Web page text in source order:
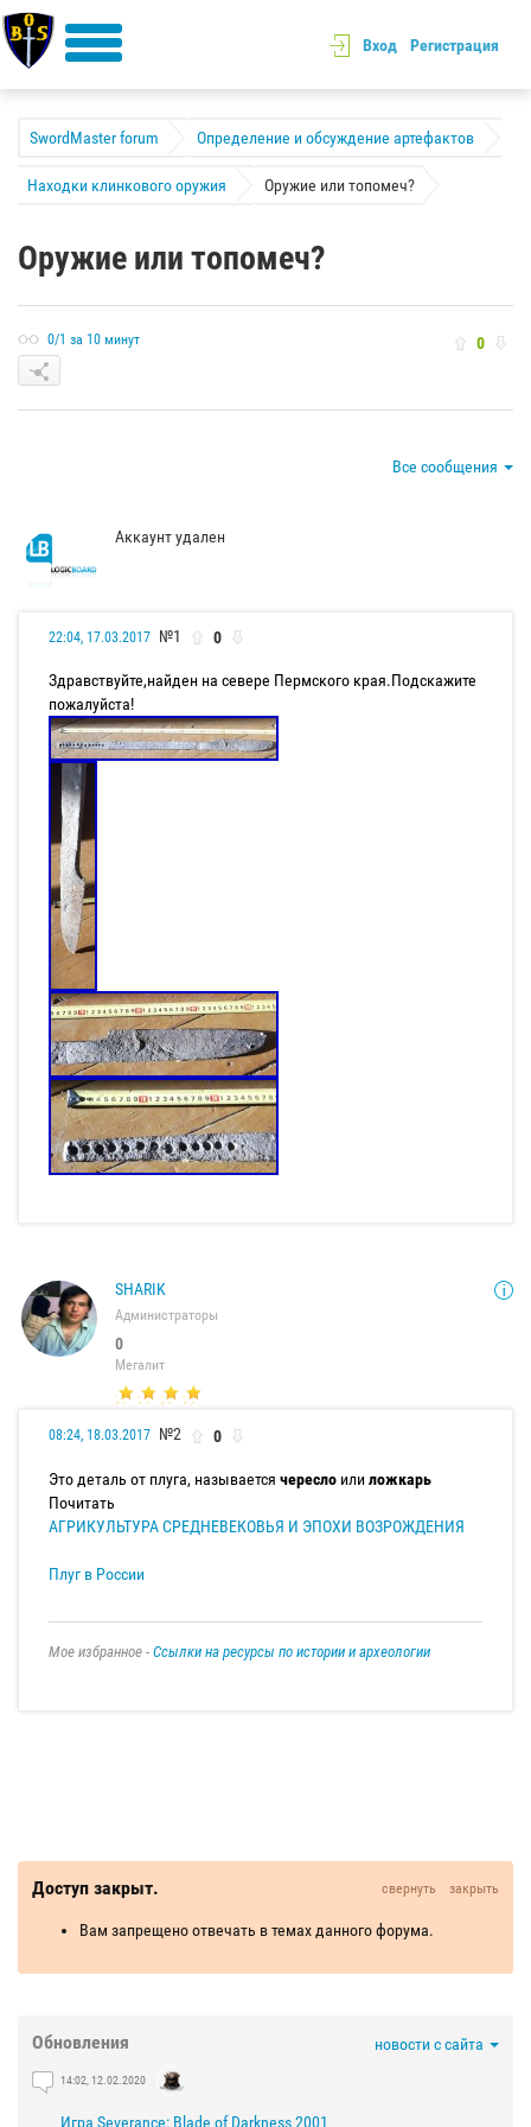
Вход Регистрация
SwordMaster forum Определение и обсуждение артефактов
Находки клинкового оружия Оружие или топомеч?
Оружие или топомеч?
0/1 за 10 минут 0
Все сообщения
Аккаунт удален
22:04, 17.03.2017 №1 0
Здравствуйте,найден на севере Пермского края.Подскажите
пожалуйста!
SHARIK
Администраторы
0
Мегалит
08:24, 18.03.2017 №2 0
Это деталь от плуга, называется чересло илиложкарь
Почитать
АГРИКУЛЬТУРА СРЕДНЕВЕКОВЬЯ И ЭПОХИ ВОЗРОЖДЕНИЯ
Плуг в России
Мое избранное - Ссылки на ресурсы по истории и археологии
Доступ закрыт. свернуть закрыть
Вам запрещено отвечать в темах данного форума.
Обновления новости с сайта
14:02, 12.02.2020
Игра Severance: Blade of Darkness 2001